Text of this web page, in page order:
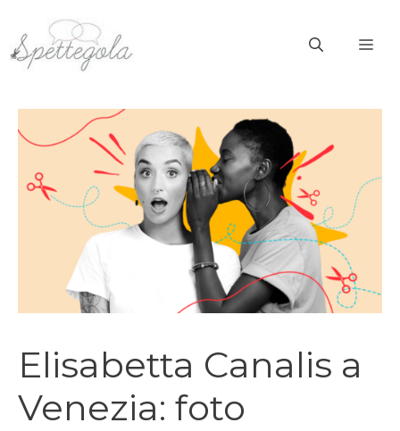
contenuto
Elisabetta Canalis a
Venezia: foto